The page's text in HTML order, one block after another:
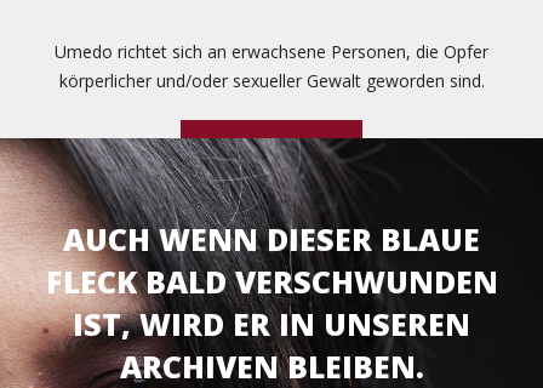
Umedo richtet sich an erwachsene Personen, die Opfer
körperlicher und/oder sexueller Gewalt geworden sind.
AUCH WENN DIESER BLAUE
FLECK BALD VERSCHWUNDEN
IST, WIRD ER IN UNSEREN
ARCHIVEN BLEIBEN.